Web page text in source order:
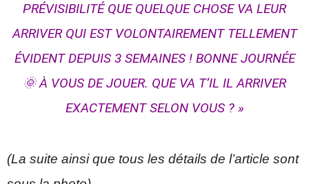
PRÉVISIBILITÉ QUE QUELQUE CHOSE VA LEUR
ARRIVER QUI EST VOLONTAIREMENT TELLEMENT
ÉVIDENT DEPUIS 3 SEMAINES ! BONNE JOURNÉE
🌞 À VOUS DE JOUER. QUE VA T’IL IL ARRIVER
EXACTEMENT SELON VOUS ? »
(La suite ainsi que tous les détails de l’article sont